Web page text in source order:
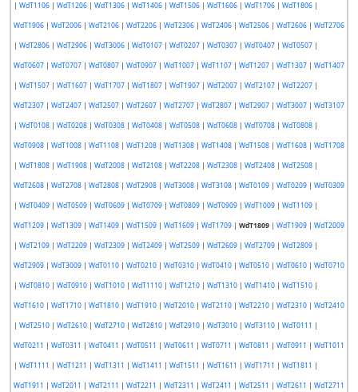
| WdT1106| WdT1206| WdT1306| WdT1406| WdT1506| WdT1606| WdT1706| WdT1806|
WdT1906| WdT2006| WdT2106| WdT2206| WdT2306| WdT2406| WdT2506| WdT2606| WdT2706
| WdT2806| WdT2906| WdT3006| WdT0107| WdT0207| WdT0307| WdT0407| WdT0507|
WdT0607| WdT0707| WdT0807| WdT0907| WdT1007| WdT1107| WdT1207| WdT1307| WdT1407
| WdT1507| WdT1607| WdT1707| WdT1807| WdT1907| WdT2007| WdT2107| WdT2207|
WdT2307| WdT2407| WdT2507| WdT2607| WdT2707| WdT2807| WdT2907| WdT3007| WdT3107
| WdT0108| WdT0208| WdT0308| WdT0408| WdT0508| WdT0608| WdT0708| WdT0808|
WdT0908| WdT1008| WdT1108| WdT1208| WdT1308| WdT1408| WdT1508| WdT1608| WdT1708
| WdT1808| WdT1908| WdT2008| WdT2108| WdT2208| WdT2308| WdT2408| WdT2508|
WdT2608| WdT2708| WdT2808| WdT2908| WdT3008| WdT3108| WdT0109| WdT0209| WdT0309
| WdT0409| WdT0509| WdT0609| WdT0709| WdT0809| WdT0909| WdT1009| WdT1109|
WdT1209| WdT1309| WdT1409| WdT1509| WdT1609| WdT1709| WdT1809| WdT1909| WdT2009
| WdT2109| WdT2209| WdT2309| WdT2409| WdT2509| WdT2609| WdT2709| WdT2809|
WdT2909| WdT3009| WdT0110| WdT0210| WdT0310| WdT0410| WdT0510| WdT0610| WdT0710
| WdT0810| WdT0910| WdT1010| WdT1110| WdT1210| WdT1310| WdT1410| WdT1510|
WdT1610| WdT1710| WdT1810| WdT1910| WdT2010| WdT2110| WdT2210| WdT2310| WdT2410
| WdT2510| WdT2610| WdT2710| WdT2810| WdT2910| WdT3010| WdT3110| WdT0111 |
WdT0211 | WdT0311 | WdT0411 | WdT0511 | WdT0611 | WdT0711 | WdT0811 | WdT0911 | WdT1011
| WdT1111 | WdT1211 | WdT1311 | WdT1411 | WdT1511 | WdT1611 | WdT1711 | WdT1811 |
WdT1911 | WdT2011 | WdT2111 | WdT2211 | WdT2311 | WdT2411 | WdT2511 | WdT2611 | WdT2711